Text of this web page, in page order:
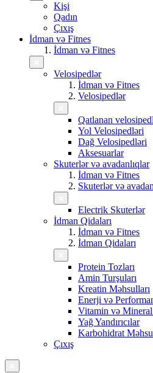
Kişi
Qadın
Çıxış
İdman və Fitnes
İdman və Fitnes
Velosipedlər
İdman və Fitnes
Velosipedlər
Qatlanan
Yol Velosipedləri
Dağ Velosipedləri
Aksesuarlar
Skuterlər və avadanlıqlar
İdman və Fitnes
Skuterlər və
Electrik Skuterlər
İdman Qidaları
İdman və Fitnes
İdman Qidaları
Protein Tozları
Amin Turşuları
Kreatin Məhsulları
Enerji və
Vitamin və
Yağ Yandırıcılar
Karbohidrat
Çıxış